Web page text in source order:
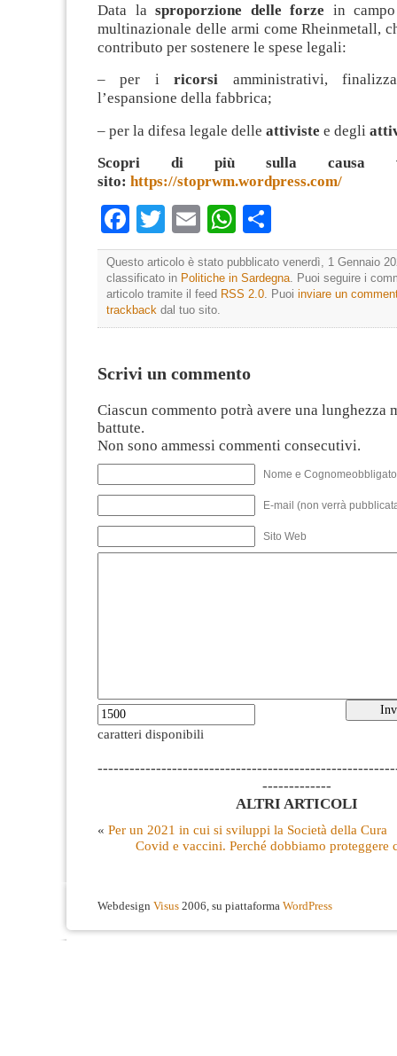
Data la sproporzione delle forze in
multinazionale delle armi come Rheinmetall,
contributo per sostenere le spese legali:
– per iricorsi amministrativi,
l’espansione della fabbrica;
– per la difesa legale delle attiviste e degli
Scopri di più sulla causa
sito: https://stoprwm.wordpress.com/
Facebook
TwitterEmailWhatsApp
Questo articolo è stato pubblicato venerdì, 1 Gennaio
classificato in Politiche in Sardegna . Puoi seguire i
articolo tramite il feed RSS 2.0 . Puoi inviare un
trackback dal tuo sito.
Scrivi un commento
Ciascun commento potrà avere una lunghezza
battute.
Non sono ammessi commenti consecutivi.
Nome e
E-mail (non verrà
Sito Web
caratteri disponibili
-------------
ALTRI ARTICOLI
« Per un 2021 in cui si sviluppi la Società della Cura
Covid e vaccini. Perché dobbiamo proteggere
Webdesign Visus 2006, su piattaforma WordPress